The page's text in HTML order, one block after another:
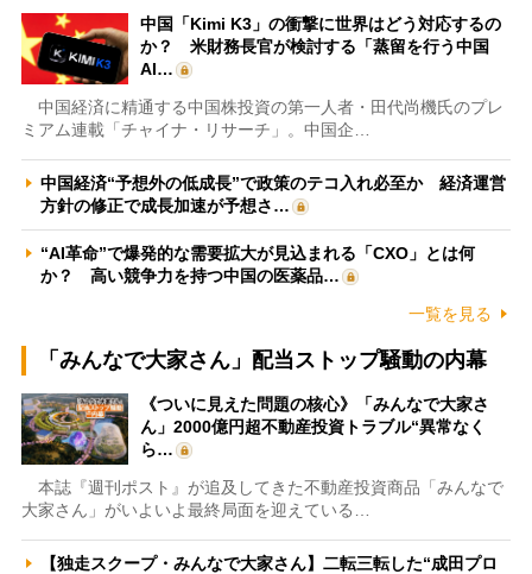
中国「Kimi K3」の衝撃に世界はどう対応するの
か？ 米財務長官が検討する「蒸留を行う中国
AI…
中国経済に精通する中国株投資の第一人者・田代尚機氏のプレ
ミアム連載「チャイナ・リサーチ」。中国企…
中国経済“予想外の低成長”で政策のテコ入れ必至か 経済運営
方針の修正で成長加速が予想さ…
“AI革命”で爆発的な需要拡大が見込まれる「CXO」とは何
か？ 高い競争力を持つ中国の医薬品…
一覧を見る
「みんなで大家さん」配当ストップ騒動の内幕
《ついに見えた問題の核心》「みんなで大家さ
ん」2000億円超不動産投資トラブル“異常なく
ら…
本誌『週刊ポスト』が追及してきた不動産投資商品「みんなで
大家さん」がいよいよ最終局面を迎えている…
【独走スクープ・みんなで大家さん】二転三転した“成田プロ